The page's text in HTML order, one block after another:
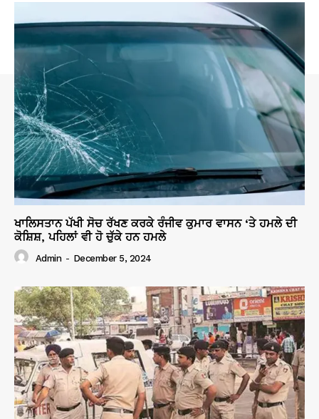
ਖਾਲਿਸਤਾਨ ਪੱਖੀ ਸੋਚ ਰੱਖਣ ਕਰਕੇ ਰੰਜੀਵ ਕੁਮਾਰ ਵਾਸਨ ‘ਤੇ ਹਮਲੇ ਦੀ
ਕੋਸ਼ਿਸ਼, ਪਹਿਲਾਂ ਵੀ ਹੋ ਚੁੱਕੇ ਹਨ ਹਮਲੇ
Admin - December 5, 2024